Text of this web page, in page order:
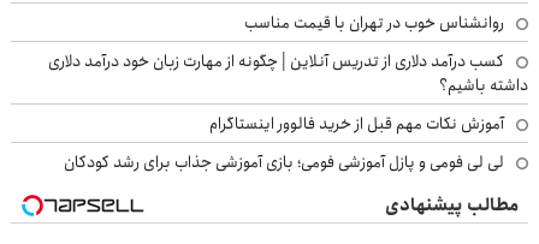
روانشناس خوب در تهران با قیمت مناسب
کسب درآمد دلاری از تدریس آنلاین | چگونه از مهارت زبان خود درآمد دلاری
داشته باشیم؟
آموزش نکات مهم قبل از خرید فالوور اینستاگرام
لی لی فومی و پازل آموزشی فومی؛ بازی آموزشی جذاب برای رشد کودکان
مطالب پیشنهادی